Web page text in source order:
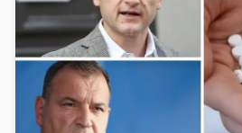
Pokretanje videa...